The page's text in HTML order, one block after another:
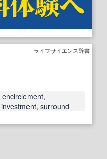
ライフサイエンス辞書
encirclement,
investment, surround